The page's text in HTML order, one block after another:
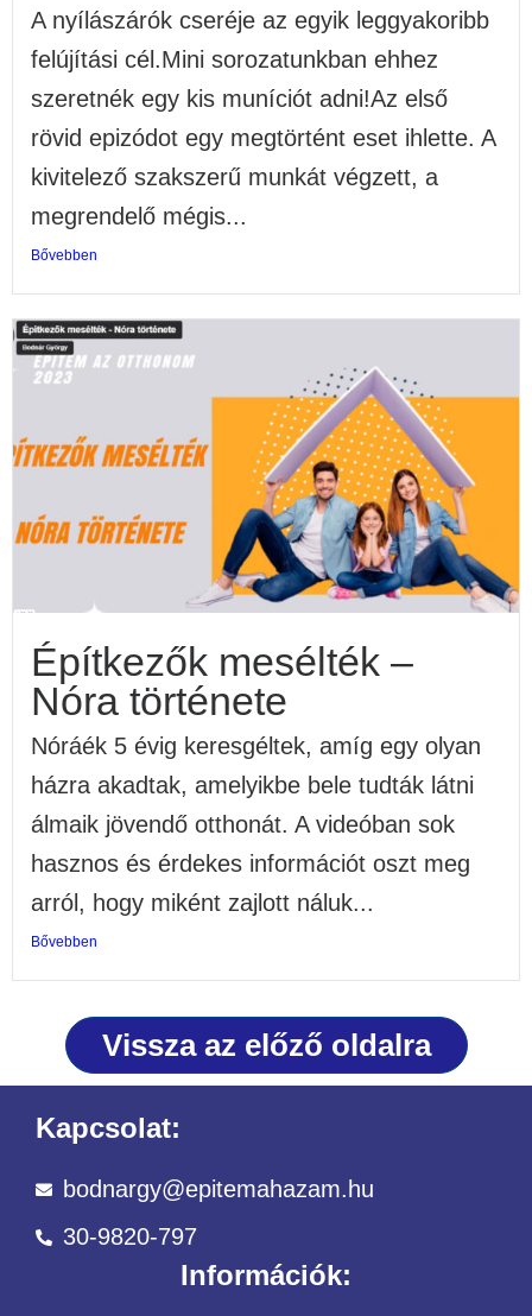
A nyílászárók cseréje az egyik leggyakoribb
felújítási cél.Mini sorozatunkban ehhez
szeretnék egy kis muníciót adni!Az első
rövid epizódot egy megtörtént eset ihlette. A
kivitelező szakszerű munkát végzett, a
megrendelő mégis...
Bővebben
Építkezők mesélték –
Nóra története
Nóráék 5 évig keresgéltek, amíg egy olyan
házra akadtak, amelyikbe bele tudták látni
álmaik jövendő otthonát. A videóban sok
hasznos és érdekes információt oszt meg
arról, hogy miként zajlott náluk...
Bővebben
Vissza az előző oldalra
Kapcsolat:
bodnargy@epitemahazam.hu
30-9820-797
Információk: